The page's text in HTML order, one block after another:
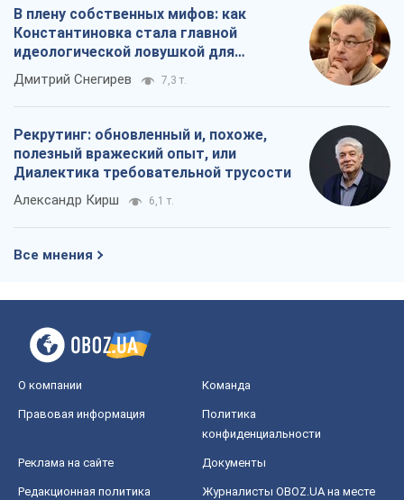
В плену собственных мифов: как
Константиновка стала главной
идеологической ловушкой для
российских оккупантов
Дмитрий Снегирев 7,3 т.
Рекрутинг: обновленный и, похоже,
полезный вражеский опыт, или
Диалектика требовательной трусости
Александр Кирш 6,1 т.
Все мнения
О компании Команда
Правовая информация
Политика
конфиденциальности
Реклама на сайте Документы
Редакционная политика
Журналисты OBOZ.UA на месте